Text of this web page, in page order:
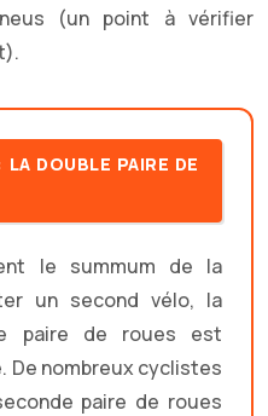
(un point à vérifier
DOUBLE PAIRE DE
le summum de la
un second vélo, la
paire de roues est
De nombreux cyclistes
paire de roues